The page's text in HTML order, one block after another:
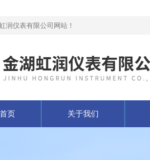
润仪表有限公司网站！
页 关于我们